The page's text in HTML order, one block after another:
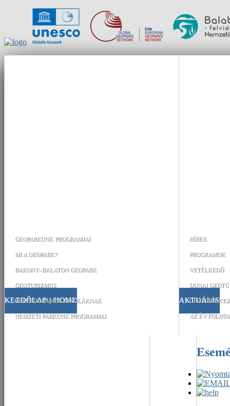
KEZDŐLAP | HOME
GEOPARKUNK PROGRAMJAI
MI A GEOPARK?
BAKONY–BALATON GEOPARK
GEOTURIZMUS
GEOPROGRAMOK ISKOLÁKNAK
NEMZETI PARKUNK PROGRAMJAI
AKTUÁLIS
HÍREK
PROGRAMOK
VETÉLKEDŐ
DUNAI
GEOTÚRA-
AZ ÉV